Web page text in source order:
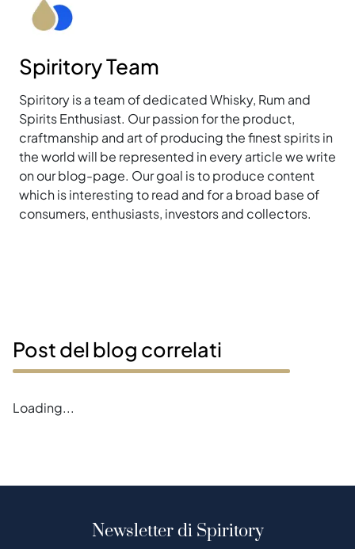
Spiritory Team
Spiritory is a team of dedicated Whisky, Rum and
Spirits Enthusiast. Our passion for the product,
craftmanship and art of producing the finest spirits in
the world will be represented in every article we write
on our blog-page. Our goal is to produce content
which is interesting to read and for a broad base of
consumers, enthusiasts, investors and collectors.
Post del blog correlati
Loading...
Newsletter di Spiritory